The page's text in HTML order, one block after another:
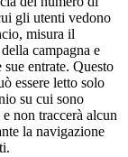
gli utenti vedono
misura il
campagna e
sue entrate. Questo
essere letto solo
su cui sono
non traccerà alcun
la navigazione